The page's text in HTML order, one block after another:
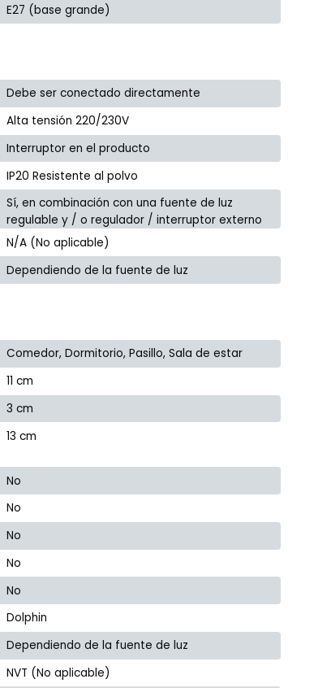
E27 (base grande)
Debe ser conectado directamente
Alta tensión 220/230V
Interruptor en el producto
IP20 Resistente al polvo
Sí, en combinación con una fuente de luz
regulable y / o regulador / interruptor externo
N/A (No aplicable)
Dependiendo de la fuente de luz
Comedor, Dormitorio, Pasillo, Sala de estar
11 cm
3 cm
13 cm
No
No
No
No
No
Dolphin
Dependiendo de la fuente de luz
NVT (No aplicable)